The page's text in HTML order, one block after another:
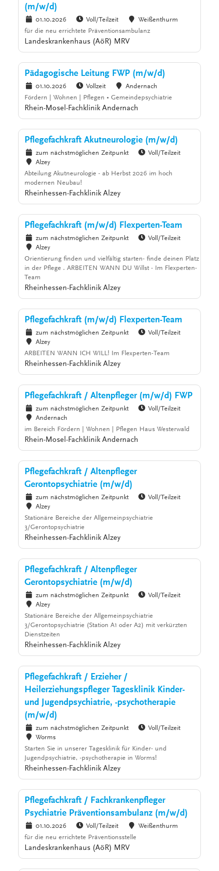
(m/w/d)
01.10.2026 Voll/Teilzeit
Weißenthurm
für die neu errichtete Präventionsambulanz
Landeskrankenhaus (AöR) MRV
Pädagogische Leitung FWP (m/w/d)
01.10.2026 Vollzeit
Andernach
Fördern | Wohnen | Pflegen • Gemeindepsychiatrie
Rhein-Mosel-Fachklinik Andernach
Pflegefachkraft Akutneurologie (m/w/d)
zum nächstmöglichen Zeitpunkt
Voll/Teilzeit
Alzey
Abteilung Akutneurologie - ab Herbst 2026 im hoch
modernen Neubau!
Rheinhessen-Fachklinik Alzey
Pflegefachkraft (m/w/d) Flexperten-Team
zum nächstmöglichen Zeitpunkt
Voll/Teilzeit
Alzey
Orientierung finden und vielfältig starten- finde deinen Platz
in der Pflege . ARBEITEN WANN DU Willst - Im Flexperten-
Team
Rheinhessen-Fachklinik Alzey
Pflegefachkraft (m/w/d) Flexperten-Team
zum nächstmöglichen Zeitpunkt
Voll/Teilzeit
Alzey
ARBEITEN WANN ICH WILL! Im Flexperten-Team
Rheinhessen-Fachklinik Alzey
Pflegefachkraft / Altenpfleger (m/w/d) FWP
zum nächstmöglichen Zeitpunkt
Voll/Teilzeit
Andernach
im Bereich Fördern | Wohnen | Pflegen Haus Westerwald
Rhein-Mosel-Fachklinik Andernach
Pflegefachkraft / Altenpfleger
Gerontopsychiatrie (m/w/d)
zum nächstmöglichen Zeitpunkt
Voll/Teilzeit
Alzey
Stationäre Bereiche der Allgemeinpsychiatrie
3/Gerontopsychiatrie
Rheinhessen-Fachklinik Alzey
Pflegefachkraft / Altenpfleger
Gerontopsychiatrie (m/w/d)
zum nächstmöglichen Zeitpunkt
Voll/Teilzeit
Alzey
Stationäre Bereiche der Allgemeinpsychiatrie
3/Gerontopsychiatrie (Station A1 oder A2) mit verkürzten
Dienstzeiten
Rheinhessen-Fachklinik Alzey
Pflegefachkraft / Erzieher /
Heilerziehungspfleger Tagesklinik Kinder-
und Jugendpsychiatrie, -psychotherapie
(m/w/d)
zum nächstmöglichen Zeitpunkt
Voll/Teilzeit
Worms
Starten Sie in unserer Tagesklinik für Kinder- und
Jugendpsychiatrie, -psychotherapie in Worms!
Rheinhessen-Fachklinik Alzey
Pflegefachkraft / Fachkrankenpfleger
Psychiatrie Präventionsambulanz (m/w/d)
01.10.2026 Voll/Teilzeit
Weißenthurm
für die neu errichtete Präventionsstelle
Landeskrankenhaus (AöR) MRV